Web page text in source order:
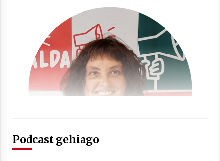
Podcast gehiago